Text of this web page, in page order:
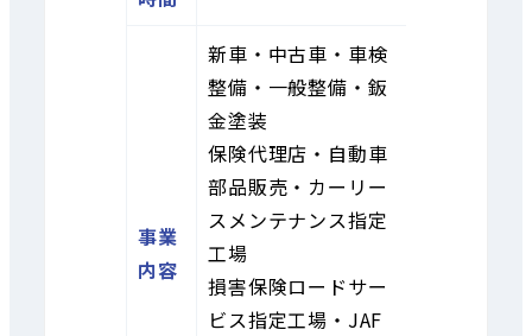
事業
内容
新車・中古車・車検
整備・一般整備・鈑
金塗装
保険代理店・自動車
部品販売・カーリー
スメンテナンス指定
工場
損害保険ロードサー
ビス指定工場・JAF